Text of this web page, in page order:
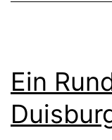
h
e
l
Ein